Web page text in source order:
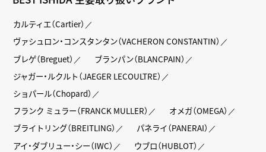
カルティエ（Cartier）
ヴァシュロン・コンスタンタン（VACHERON CONSTANTIN）
ブレゲ（Breguet）
ブランパン（BLANCPAIN）
ジャガー・ルクルト（JAEGER LECOULTRE）
ショパール（Chopard）
フランク ミュラー（FRANCK MULLER）
オメガ（OMEGA）
ブライトリング（BREITLING）
パネライ（PANERAI）
アイ・ダブリュー・シー（IWC）
ウブロ（HUBLOT）